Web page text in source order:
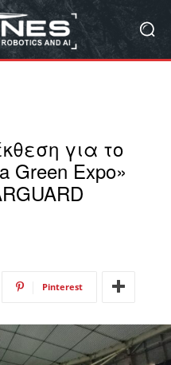
για το
Green Expo»
Pinterest